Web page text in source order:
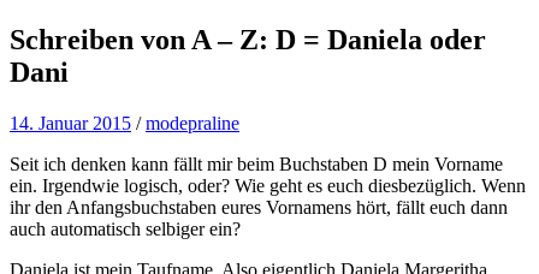
Schreiben von A – Z: D = Daniela oder
Dani
14. Januar 2015 /modepraline
Seit ich denken kann fällt mir beim Buchstaben D mein Vorname
ein. Irgendwie logisch, oder? Wie geht es euch diesbezüglich. Wenn
ihr den Anfangsbuchstaben eures Vornamens hört, fällt euch dann
auch automatisch selbiger ein?
Daniela ist mein Taufname. Also eigentlich Daniela Margeritha.